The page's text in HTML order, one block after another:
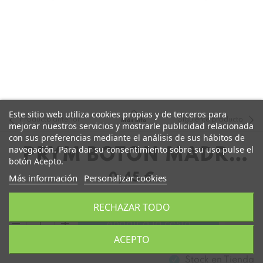
Más info
Producto anterior Siguiente producto
PRYM BOTÓN MADRE
PERLA 14MM
0,45 €
Añadir a la cesta
add
remove
Este sitio web utiliza cookies propias y de terceros para
mejorar nuestros servicios y mostrarle publicidad relacionada
con sus preferencias mediante el análisis de sus hábitos de
navegación. Para dar su consentimiento sobre su uso pulse el
botón Acepto.
Más información Personalizar cookies
RECHAZAR TODO
ACEPTO